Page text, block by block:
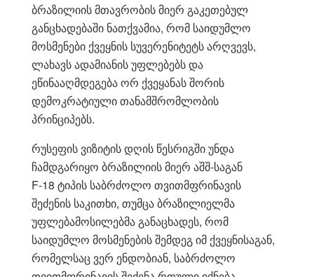
ბრაზილიის მთავრობის მიერ გაკეთებულ
განცხადებაში ნათქვამია, რომ საიდუმლო
მოსმენები ქვეყნის სუვერენიტეტს არღვევს,
ლახავს ადამიანის უფლებებს და
ეწინააღმდეგება ორ ქვეყანას შორის
დემოკრატიული თანამშრომლობის
პრინციპებს.
რუსეფის ვიზიტის დღის წესრიგში უნდა
ჩამდგარიყო ბრაზილიის მიერ აშშ-საგან
F-18 ტიპის საბრძოლო თვითმფრინავის
შეძენის საკითხი, თუმცა ბრაზილიელმა
უფლებამოსილებმა განაცხადეს, რომ
საიდუმლო მოსმენების შემდეგ იმ ქვეყნისაგან,
რომელსაც ვერ ენდობიან, საბრძოლო